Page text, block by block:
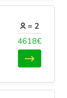
4618€
= 2